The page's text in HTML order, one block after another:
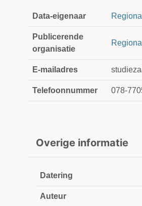
Data-eigenaar
Publicerende
organisatie
E-mailadres
Telefoonnummer 078-
Overige informatie
Datering
Auteur